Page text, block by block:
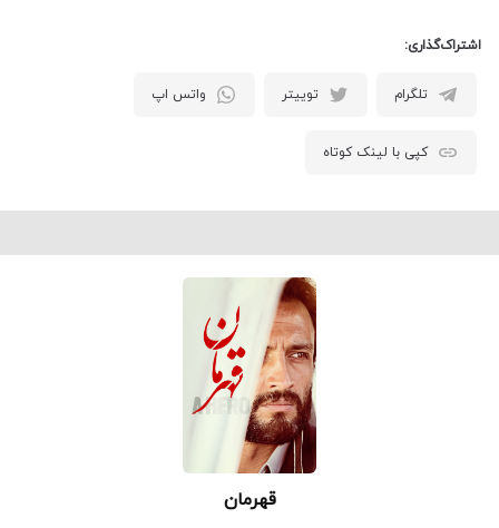
اشتراک‌گذاری:
تلگرام توییتر واتس اپ
کپی با لینک کوتاه
قهرمان